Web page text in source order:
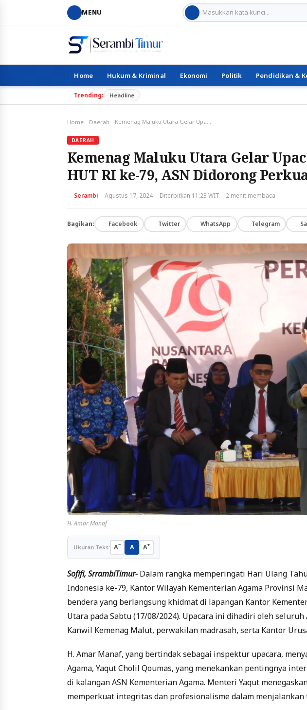
MENU
Home Hukum & Kriminal Ekonomi Politik Pendidikan &
Trending: Headline
Home Daerah Kemenag Maluku Utara Gelar Upacara Peringatan HUT RI ke-79, ASN Didorong Perkuat Integritas
DAERAH
Kemenag Maluku Utara Gelar
HUT RI ke-79, ASN Didorong
Serambi Agustus 17, 2024 Diterbitkan 11:23 WIT 2 menit membaca
Bagikan: Facebook Twitter WhatsApp Telegram
H. Amar Manaf
Ukuran Teks: A− A A+
Sofifi, SrrambiTimur- Dalam rangka memperingati Hari Ulang
Indonesia ke-79, Kantor Wilayah Kementerian Agama Provinsi
bendera yang berlangsung khidmat di lapangan Kantor
Utara pada Sabtu (17/08/2024). Upacara ini dihadiri oleh
Kanwil Kemenag Malut, perwakilan madrasah, serta Kantor
H. Amar Manaf, yang bertindak sebagai inspektur upacara,
Agama, Yaqut Cholil Qoumas, yang menekankan pentingnya
di kalangan ASN Kementerian Agama. Menteri Yaqut
memperkuat integritas dan profesionalisme dalam menjalankan